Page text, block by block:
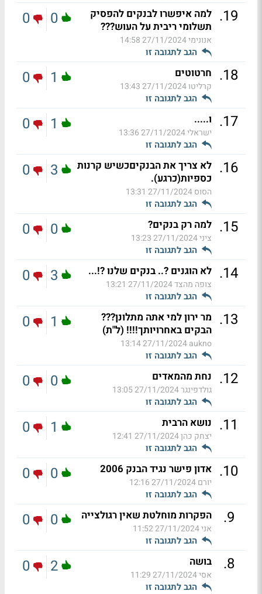
19
. למה איפשרו לבנקים להפסיק
תשלומי ריבית על העוש???
אנונימי27/11/2024 14:58
הגב לתגובה זו
0
0
18
. חרטוטים
קרליטו27/11/2024 13:43
הגב לתגובה זו
1
0
17
. ו.....
ישראלי27/11/2024 13:36
הגב לתגובה זו
1
0
16
. לא צריך את הבנקיםכשיש קרנות
כספיות(כרגע).
הסוס27/11/2024 13:31
הגב לתגובה זו
3
0
15
. למה רק בנקים?
ציני27/11/2024 13:23
הגב לתגובה זו
0
0
14
. לא הוגנים ?.. בנקים שלנו ?!...
צופה מהצד27/11/2024 13:21
הגב לתגובה זו
3
0
13
. מר ירון למי אתה מתלונן???
הבקים באחרויותך!!!! (ל"ת)
aukno
27/11/2024 13:14
הגב לתגובה זו
1
0
12
. נחת מהמאדים
גולדפינגר27/11/2024 13:05
הגב לתגובה זו
0
0
11
. נושא הרבית
יצחק כהן27/11/2024 12:41
הגב לתגובה זו
1
0
10
. אדון פישר נגיד הבנק 2006
יורם27/11/2024 12:16
הגב לתגובה זו
0
0
9
. הפקרות מוחלטת שאין רגולצייה
אני27/11/2024 11:52
הגב לתגובה זו
0
0
8
. בושה
אסי27/11/2024 11:29
הגב לתגובה זו
2
0